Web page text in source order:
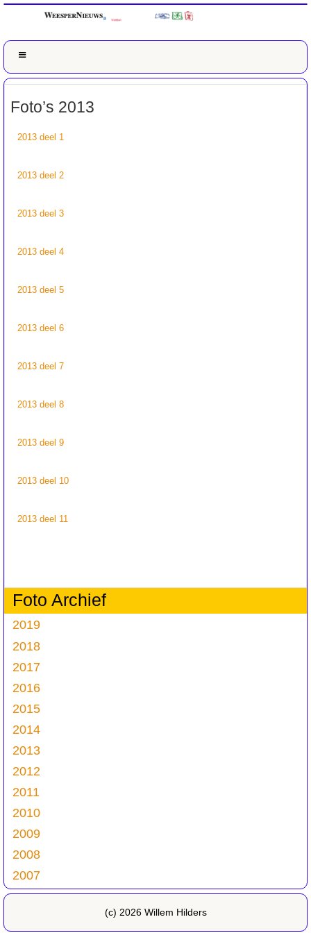
Foto’s 2013
2013 deel 1
2013 deel 2
2013 deel 3
2013 deel 4
2013 deel 5
2013 deel 6
2013 deel 7
2013 deel 8
2013 deel 9
2013 deel 10
2013 deel 11
Foto Archief
2019
2018
2017
2016
2015
2014
2013
2012
2011
2010
2009
2008
2007
(c) 2026 Willem Hilders